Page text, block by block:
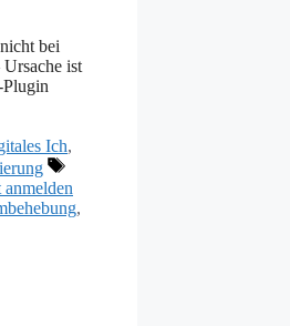
bei
ist
Ich,
Schlagwörter
,